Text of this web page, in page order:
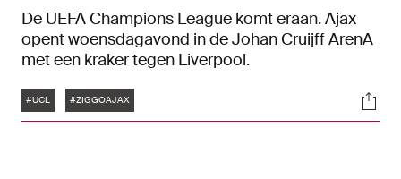
De UEFA Champions League komt eraan. Ajax
opent woensdagavond in de Johan Cruijff ArenA
met een kraker tegen Liverpool.
Tags
#UCL #ZIGGOAJAX